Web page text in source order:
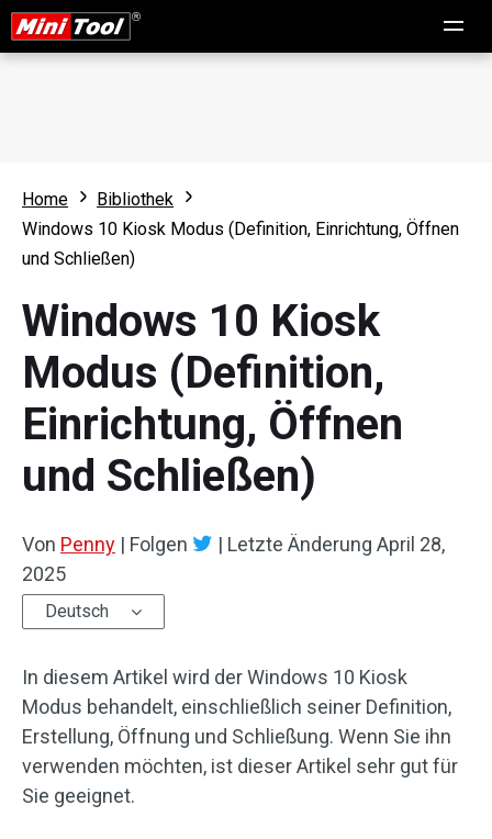
Home
Bibliothek
Windows 10 Kiosk Modus (Definition, Einrichtung, Öffnen
und Schließen)
Windows 10 Kiosk
Modus (Definition,
Einrichtung, Öffnen
und Schließen)
Von Penny | Folgen | Letzte Änderung April 28,
2025
Deutsch
In diesem Artikel wird der Windows 10 Kiosk
Modus behandelt, einschließlich seiner Definition,
Erstellung, Öffnung und Schließung. Wenn Sie ihn
verwenden möchten, ist dieser Artikel sehr gut für
Sie geeignet.